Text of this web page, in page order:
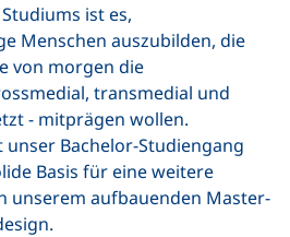
ist es,
Menschen auszubilden, die
von morgen die
transmedial und
- mitprägen wollen.
Bachelor-Studiengang
Basis für eine weitere
unserem aufbauenden Master-